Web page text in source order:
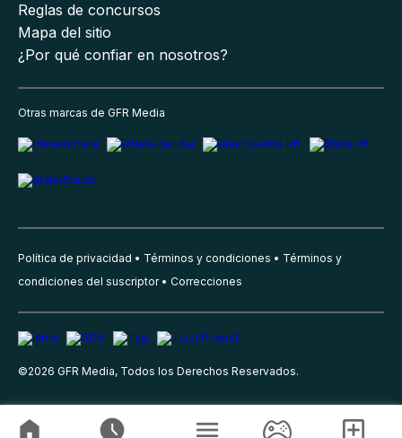
Reglas de concursos
Mapa del sitio
¿Por qué confiar en nosotros?
Otras marcas de GFR Media
Política de privacidad Términos y condiciones
Términos y
condiciones del suscriptor
Correcciones
©2026 GFR Media, Todos los Derechos Reservados.